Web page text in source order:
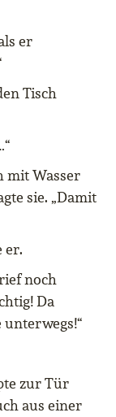
er
Tisch
mit Wasser
sie. „Damit
er.
noch
Da
zur Tür
aus einer